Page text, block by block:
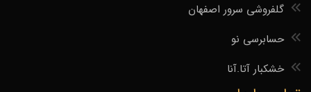
گلفروشی سرور اصفهان
حسابرسی نو
خشکبار آتا.آنا